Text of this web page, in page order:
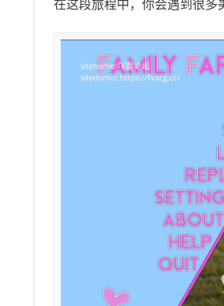
在这段旅程中，你会遇到很多